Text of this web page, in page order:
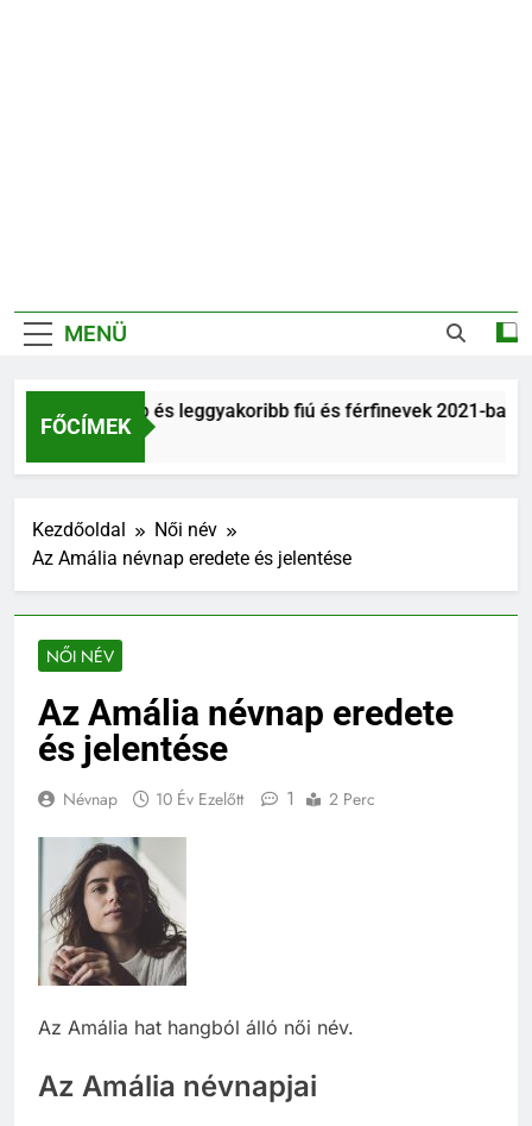
MENÜ
FŐCÍMEK
Legnépszerűbb és leggyakoribb fiú és férfinevek 2021-ban
6 Év Ezelőtt
Kezdőoldal
Női név
Az Amália névnap eredete és jelentése
NŐI NÉV
Az Amália névnap eredete
és jelentése
Névnap 10 Év Ezelőtt 1 2 Perc
Az Amália hat hangból álló női név.
Az Amália névnapjai